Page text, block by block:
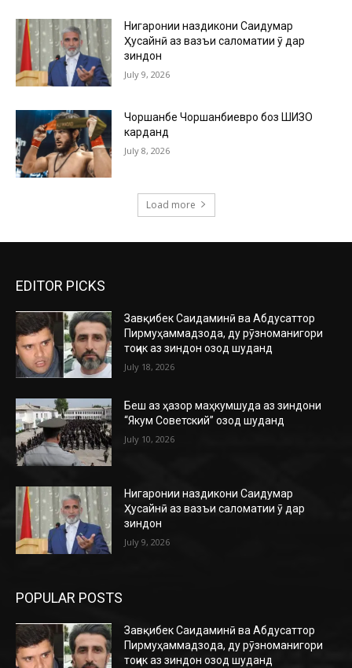
Нигаронии наздикони Саидумар
Ҳусайнӣ аз вазъи саломатии ӯ дар
зиндон
July 9, 2026
Чоршанбе Чоршанбиевро боз ШИЗО
карданд
July 8, 2026
Load more
EDITOR PICKS
Завқибек Саидаминӣ ва Абдусаттор
Пирмуҳаммадзода, ду рӯзноманигори
тоҷик аз зиндон озод шуданд
July 18, 2026
Беш аз ҳазор маҳкумшуда аз зиндони
“Якум Советский” озод шуданд
July 10, 2026
Нигаронии наздикони Саидумар
Ҳусайнӣ аз вазъи саломатии ӯ дар
зиндон
July 9, 2026
POPULAR POSTS
Завқибек Саидаминӣ ва Абдусаттор
Пирмуҳаммадзода, ду рӯзноманигори
тоҷик аз зиндон озод шуданд